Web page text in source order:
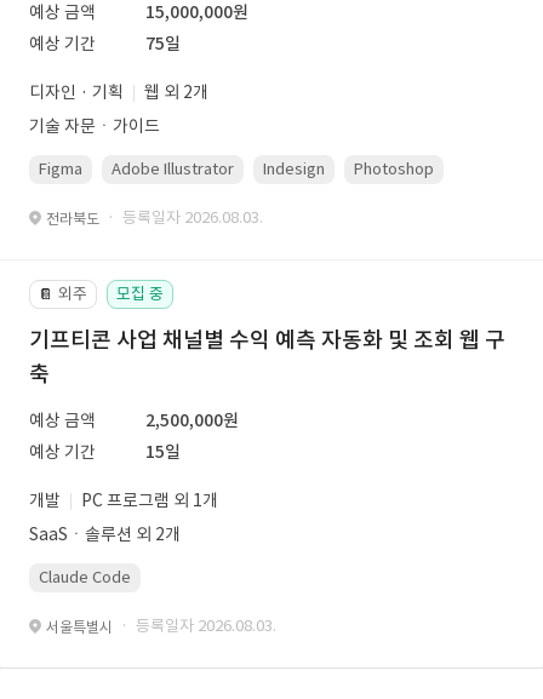
예상 금액
15,000,000원
예상 기간
75일
디자인 · 기획
웹 외 2개
기술 자문ㆍ가이드
Figma Adobe Illustrator Indesign Photoshop
전라북도 · 등록일자 2026.08.03.
📔 외주 모집 중
기프티콘 사업 채널별 수익 예측 자동화 및 조회 웹 구
축
예상 금액
2,500,000원
예상 기간
15일
개발
PC 프로그램 외 1개
SaaSㆍ솔루션 외 2개
Claude Code
서울특별시 · 등록일자 2026.08.03.